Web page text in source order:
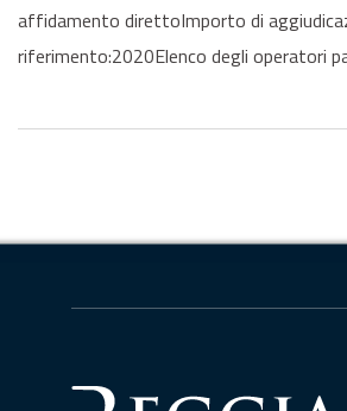
affidamento direttoImporto di
riferimento:2020Elenco degli operatori